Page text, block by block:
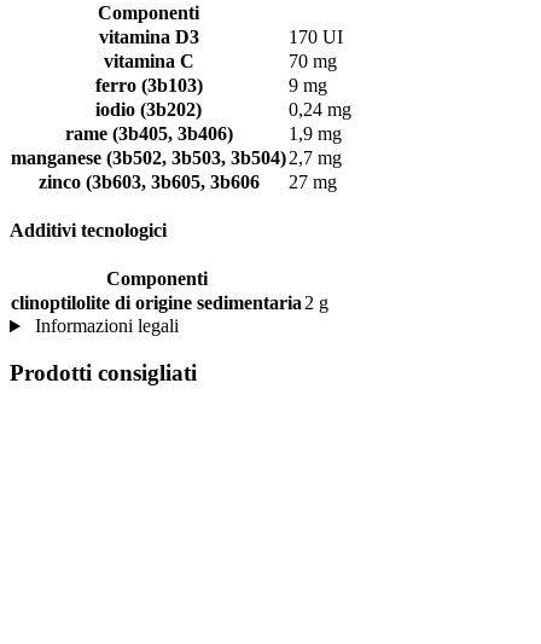
Componenti
vitamina D3
170 UI
vitamina C
70 mg
ferro (3b103)
9 mg
iodio (3b202)
0,24 mg
rame (3b405, 3b406)
1,9 mg
manganese (3b502, 3b503, 3b504)2,7 mg
zinco (3b603, 3b605, 3b606
27 mg
Additivi tecnologici
Componenti
clinoptilolite di origine sedimentaria 2 g
Informazioni legali
Prodotti consigliati